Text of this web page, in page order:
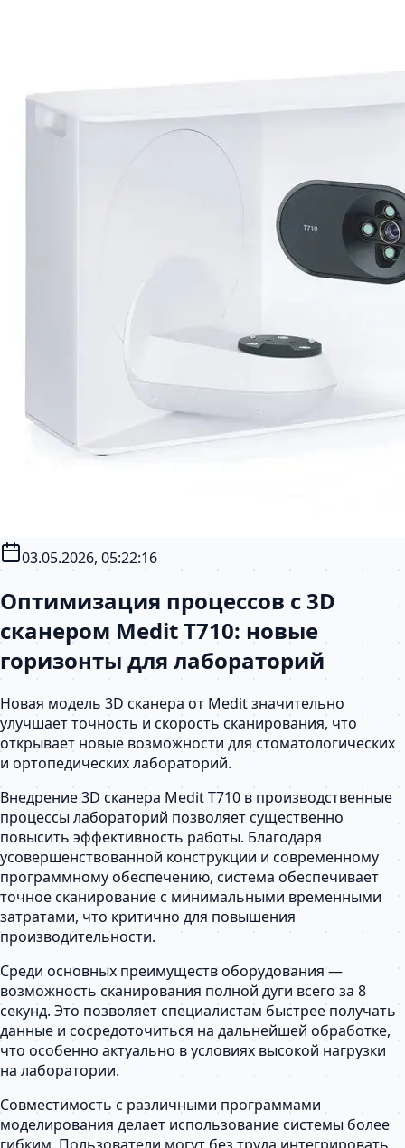
03.05.2026, 05:22:16
Оптимизация процессов с 3D
сканером Medit T710: новые
горизонты для лабораторий
Новая модель 3D сканера от Medit значительно
улучшает точность и скорость сканирования, что
открывает новые возможности для стоматологических
и ортопедических лабораторий.
Внедрение 3D сканера Medit T710 в производственные
процессы лабораторий позволяет существенно
повысить эффективность работы. Благодаря
усовершенствованной конструкции и современному
программному обеспечению, система обеспечивает
точное сканирование с минимальными временными
затратами, что критично для повышения
производительности.
Среди основных преимуществ оборудования —
возможность сканирования полной дуги всего за 8
секунд. Это позволяет специалистам быстрее получать
данные и сосредоточиться на дальнейшей обработке,
что особенно актуально в условиях высокой нагрузки
на лаборатории.
Совместимость с различными программами
моделирования делает использование системы более